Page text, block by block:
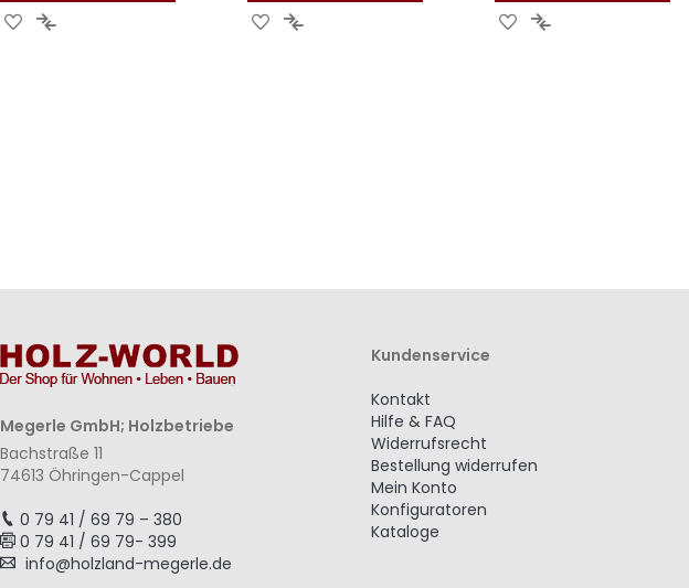
Zur Zur
Zur Zur
Zur Zur
Megerle GmbH; Holzbetriebe
Bachstraße 11
74613 Öhringen-Cappel
0 79 41 / 69 79 – 380
0 79 41 / 69 79- 399
info@holzland-megerle.de
Kundenservice
Kontakt
Hilfe & FAQ
Widerrufsrecht
Bestellung widerrufen
Mein Konto
Konfiguratoren
Kataloge